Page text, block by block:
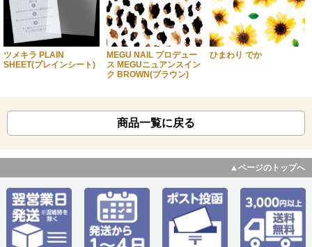
ツメキラ PLAIN
SHEET(プレインシート)
MEGU NAIL プロデュー
ス MEGUニュアンスイン
ク BROWN(ブラウン)
ひまわり でか
商品一覧に戻る
▲ページのトップへ